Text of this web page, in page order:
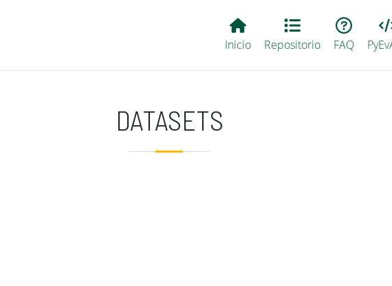
Main EvALL
Inicio Repositorio FAQ
DATASETS